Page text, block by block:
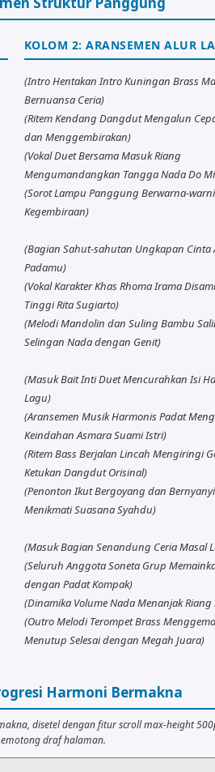
KOLOM 2: ARANSEMEN ALUR
(Intro Hentakan Intro Kuningan Brass
Bernuansa Ceria)
(Ritem Kendang Dangdut Mengalun
dan Menggembirakan)
(Vokal Duet Bersama Masuk Riang
Mengumandangkan Tangga Nada Do
(Sorot Lampu Panggung Berwarna-
Kegembiraan)
(Bagian Sahut-sahutan Ungkapan Cinta
Padamu)
(Vokal Karakter Khas Rhoma Irama
Tinggi Rita Sugiarto)
(Melodi Mandolin dan Suling Bambu
Selingan Nada dengan Genit)
(Masuk Bait Inti Duet Mencurahkan Isi
Lagu)
(Aransemen Musik Harmonis Padat
Keindahan Asmara Suami Istri)
(Ritem Bass Berjalan Lincah Mengiringi
Ketukan Dangdut Orisinal)
(Penonton Ikut Bergoyang dan
Menikmati Suasana Syahdu)
(Masuk Bagian Senandung Ceria Masal
(Seluruh Anggota Soneta Grup
dengan Padat Kompak)
(Dinamika Volume Nada Menanjak
(Outro Melodi Terompet Brass
Menutup Selesai dengan Megah Juara)
Harmoni Bermakna
disetel dengan fitur scroll max-height
draf halaman.